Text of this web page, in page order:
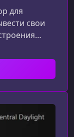
для
свои
систем, где
как
собой
end
стеку — от
и схем